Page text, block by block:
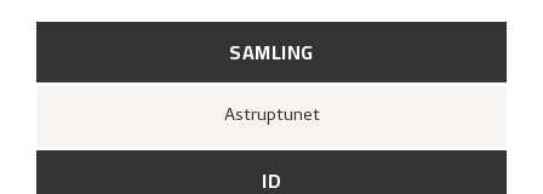
SAMLING
Astruptunet
ID